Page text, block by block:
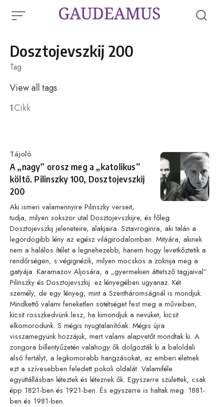
Dosztojevszkij 200
Tag
Viewall tags
1Cikk
Category
Tájoló
A „nagy” orosz meg a „katolikus”
költő. Pilinszky 100, Dosztojevszkij
200
Aki ismeri valamennyire Pilinszky verseit,
tudja, milyen sokszor utal Dosztojevszkijre, és főleg
Dosztojevszkij jeleneteire, alakjaira. Sztavroginra, aki talán a
legördögibb lény az egész világirodalomban. Mityára, akinek
nem a halálos ítélet a legnehezebb, hanem hogy levetkőztetik a
rendőrségen, s végignézik, milyen mocskos a zoknija meg a
gatyája. Karamazov Aljosára, a „gyermekien áttetsző tagjaival”.
Pilinszky és Dosztojevszkij: ez lényegében ugyanaz. Két
személy, de egy lényeg, mint a Szentháromságnál is mondjuk.
Mindkettő valami feneketlen sötétséget fest meg a műveiben,
kicsit rosszkedvünk lesz, ha kimondjuk a nevüket, kicsit
elkomorodunk. S mégis nyugtalanítóak. Mégis újra
visszamegyünk hozzájuk, mert valami alapvetőt mondtak ki. A
zongora billentyűzetén valahogy ők dolgozták ki a baloldali
alsó fertályt, a legkomorabb hangzásokat, az emberi életnek
ezt a szívesebben feledett pokoli oldalát. Valamiféle
együttállásban léteztek és léteznek ők. Egyszerre születtek, csak
épp 1821-ben és 1921-ben. És egyszerre is haltak meg. 1881-
ben és 1981-ben.